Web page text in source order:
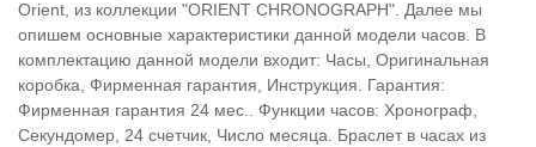
Orient, из коллекции "ORIENT CHRONOGRAPH". Далее мы
опишем основные характеристики данной модели часов. В
комплектацию данной модели входит: Часы, Оригинальная
коробка, Фирменная гарантия, Инструкция. Гарантия:
Фирменная гарантия 24 мес.. Функции часов: Хронограф,
Секундомер, 24 счетчик, Число месяца. Браслет в часах из